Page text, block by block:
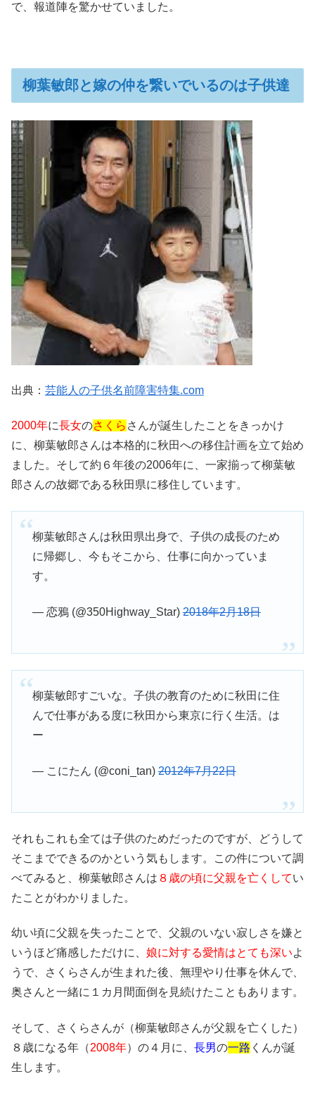
で、報道陣を驚かせていました。
柳葉敏郎と嫁の仲を繋いでいるのは子供達
出典： 芸能人の子供名前障害特集.com
2000年に長女のさくら さんが誕生したことをきっかけ
に、柳葉敏郎さんは本格的に秋田への移住計画を立て始め
ました。そして約６年後の2006年に、一家揃って柳葉敏
郎さんの故郷である秋田県に移住しています。
柳葉敏郎さんは秋田県出身で、子供の成長のため
に帰郷し、今もそこから、仕事に向かっていま
す。
— 恋鴉 (@350Highway_Star)2018年2月18日
柳葉敏郎すごいな。子供の教育のために秋田に住
んで仕事がある度に秋田から東京に行く生活。は
ー
— こにたん (@coni_tan)2012年7月22日
それもこれも全ては子供のためだったのですが、どうして
そこまでできるのかという気もします。この件について調
べてみると、柳葉敏郎さんは ８歳の頃に父親を亡くしてい
たことがわかりました。
幼い頃に父親を失ったことで、父親のいない寂しさを嫌と
いうほど痛感しただけに、 娘に対する愛情はとても深いよ
うで、さくらさんが生まれた後、無理やり仕事を休んで、
奥さんと一緒に１カ月間面倒を見続けたこともあります。
そして、さくらさんが（柳葉敏郎さんが父親を亡くした）
８歳になる年（2008年）の４月に、 長男の一路 くんが誕
生します。